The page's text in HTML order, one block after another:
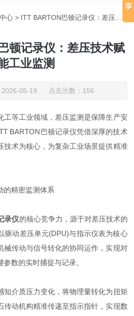
心 > ITT BARTON巴顿记录仪：差压技术赋能工业监测
顿记录仪：差压技术赋
工业监测
2026-05-19 点击次数：156
等工业领域，差压监测是保障生产安
BARTON巴顿记录仪凭借深厚的技术
技术为核心，为复杂工业场景提供精准
精密监测体系
录仪的核心竞争力，源于对差压技术的
驱动差压单元(DPU)与指示仪表为核心
械传动与信号转化的协同运作，实现对
数的实时捕捉与记录。
介质压力变化，将物理量转化为扭矩
传动机构精准传递至指示指针，实现数